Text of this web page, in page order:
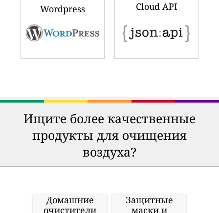
Wordpress Cloud API
Ищите более качественные
продукты для очищения
воздуха?
Домашние
очистители
Защитные
маски и